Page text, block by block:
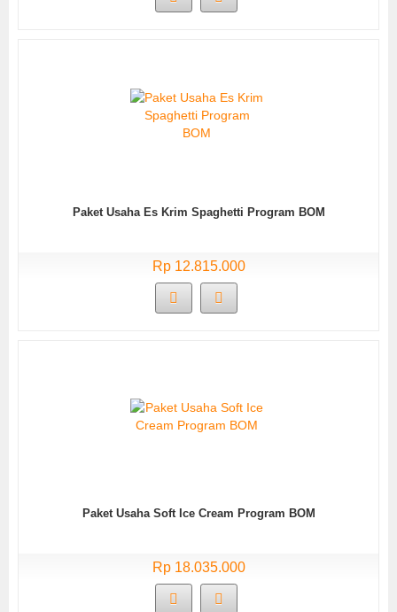
Paket Usaha Es Krim Spaghetti Program BOM
Rp 12.815.000
Paket Usaha Soft Ice Cream Program BOM
Rp 18.035.000